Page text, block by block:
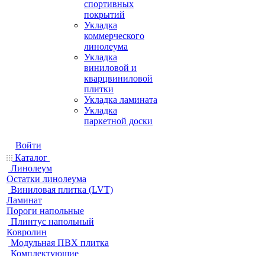
спортивных
покрытий
Укладка
коммерческого
линолеума
Укладка
виниловой и
кварцвиниловой
плитки
Укладка ламината
Укладка
паркетной доски
Войти
Каталог
Линолеум
Остатки линолеума
Виниловая плитка (LVT)
Ламинат
Пороги напольные
Плинтус напольный
Ковролин
Модульная ПВХ плитка
Комплектующие